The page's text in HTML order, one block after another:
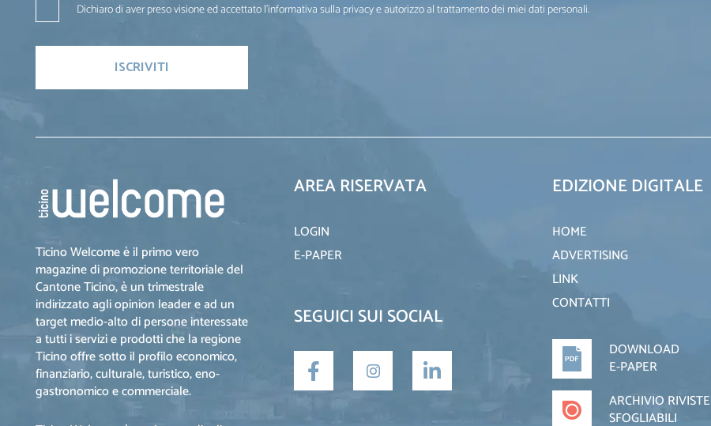
Dichiaro di aver preso visione ed accettato l'informativa sulla privacy e autorizzo al trattamento dei miei dati personali.
Ticino Welcome è il primo vero
magazine di promozione territoriale del
Cantone Ticino, è un trimestrale
indirizzato agli opinion leader e ad un
target medio-alto di persone interessate
a tutti i servizi e prodotti che la regione
Ticino offre sotto il profilo economico,
finanziario, culturale, turistico, eno-
gastronomico e commerciale.
AREA RISERVATA
LOGIN
E-PAPER
SEGUICI SUI SOCIAL
EDIZIONE DIGITALE
HOME
ADVERTISING
LINK
CONTATTI
DOWNLOAD
E-PAPER
ARCHIVIO RIVISTE
SFOGLIABILI